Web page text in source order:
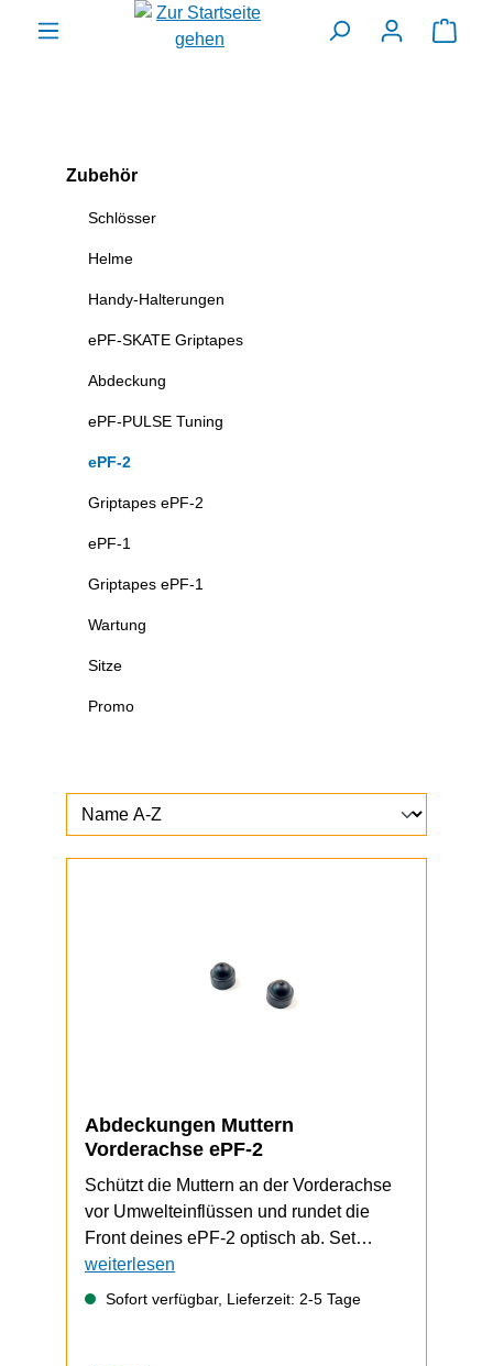
springen
Zubehör
Schlösser
Helme
Handy-Halterungen
ePF-SKATE Griptapes
Abdeckung
ePF-PULSE Tuning
ePF-2
Griptapes ePF-2
ePF-1
Griptapes ePF-1
Wartung
Sitze
Promo
Abdeckungen Muttern
Vorderachse ePF-2
Schützt die Muttern an der Vorderachse
vor Umwelteinflüssen und rundet die
Front deines ePF-2 optisch ab. Set
besteht aus zwei Abdeckungen.
weiterlesen
Sofort verfügbar, Lieferzeit: 2-5 Tage